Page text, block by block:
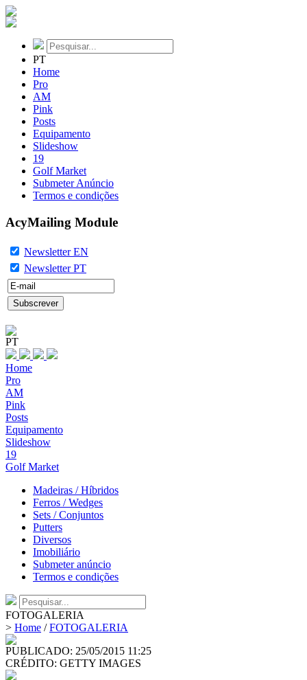
PT
Home
Pro
AM
Pink
Posts
Equipamento
Slideshow
19
Golf Market
Submeter Anúncio
Termos e condições
AcyMailing Module
Newsletter EN
Newsletter PT
PT
Home
Pro
AM
Pink
Posts
Equipamento
Slideshow
19
Golf Market
Madeiras / Híbridos
Ferros / Wedges
Sets / Conjuntos
Putters
Diversos
Imobiliário
Submeter anúncio
Termos e condições
FOTOGALERIA
> Home /FOTOGALERIA
PUBLICADO: 25/05/2015 11:25
CRÉDITO: GETTY IMAGES